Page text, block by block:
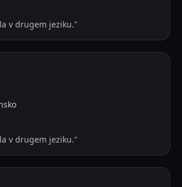
v drugem jeziku."
v drugem jeziku."